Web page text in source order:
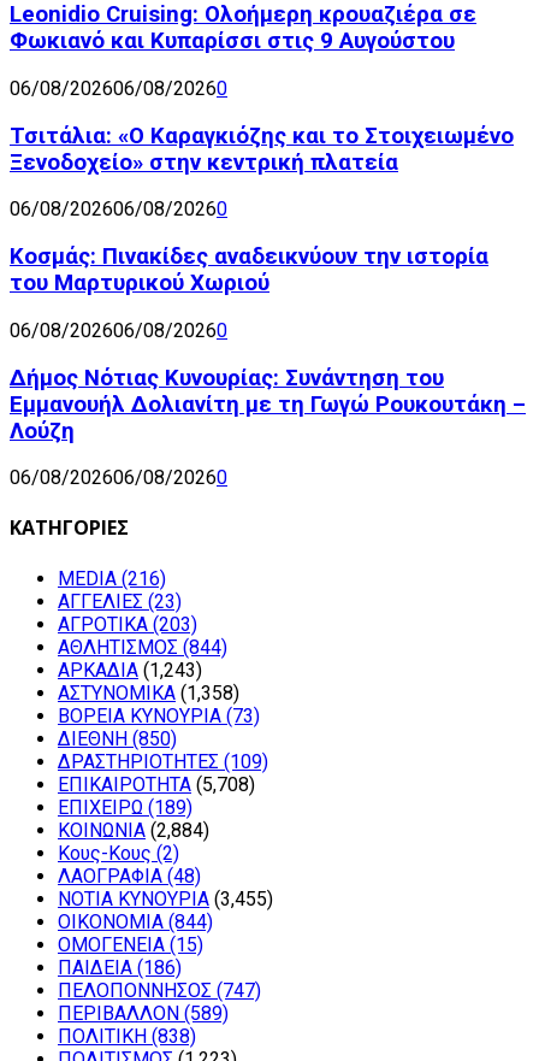
Leonidio Cruising: Ολοήμερη κρουαζιέρα σε
Φωκιανό και Κυπαρίσσι στις 9 Αυγούστου
06/08/202606/08/20260
Τσιτάλια: «Ο Καραγκιόζης και το Στοιχειωμένο
Ξενοδοχείο» στην κεντρική πλατεία
06/08/202606/08/20260
Κοσμάς: Πινακίδες αναδεικνύουν την ιστορία
του Μαρτυρικού Χωριού
06/08/202606/08/20260
Δήμος Νότιας Κυνουρίας: Συνάντηση του
Εμμανουήλ Δολιανίτη με τη Γωγώ Ρουκουτάκη –
Λούζη
06/08/202606/08/20260
ΚΑΤΗΓΟΡΙΕΣ
MEDIA (216)
ΑΓΓΕΛΙΕΣ (23)
ΑΓΡΟΤΙΚΑ (203)
ΑΘΛΗΤΙΣΜΟΣ (844)
ΑΡΚΑΔΙΑ (1,243)
ΑΣΤΥΝΟΜΙΚΑ (1,358)
ΒΟΡΕΙΑ ΚΥΝΟΥΡΙΑ (73)
ΔΙΕΘΝΗ (850)
ΔΡΑΣΤΗΡΙΟΤΗΤΕΣ (109)
ΕΠΙΚΑΙΡΟΤΗΤΑ (5,708)
ΕΠΙΧΕΙΡΩ (189)
ΚΟΙΝΩΝΙΑ (2,884)
Κους-Κους (2)
ΛΑΟΓΡΑΦΙΑ (48)
ΝΟΤΙΑ ΚΥΝΟΥΡΙΑ (3,455)
ΟΙΚΟΝΟΜΙΑ (844)
ΟΜΟΓΕΝΕΙΑ (15)
ΠΑΙΔΕΙΑ (186)
ΠΕΛΟΠΟΝΝΗΣΟΣ (747)
ΠΕΡΙΒΑΛΛΟΝ (589)
ΠΟΛΙΤΙΚΗ (838)